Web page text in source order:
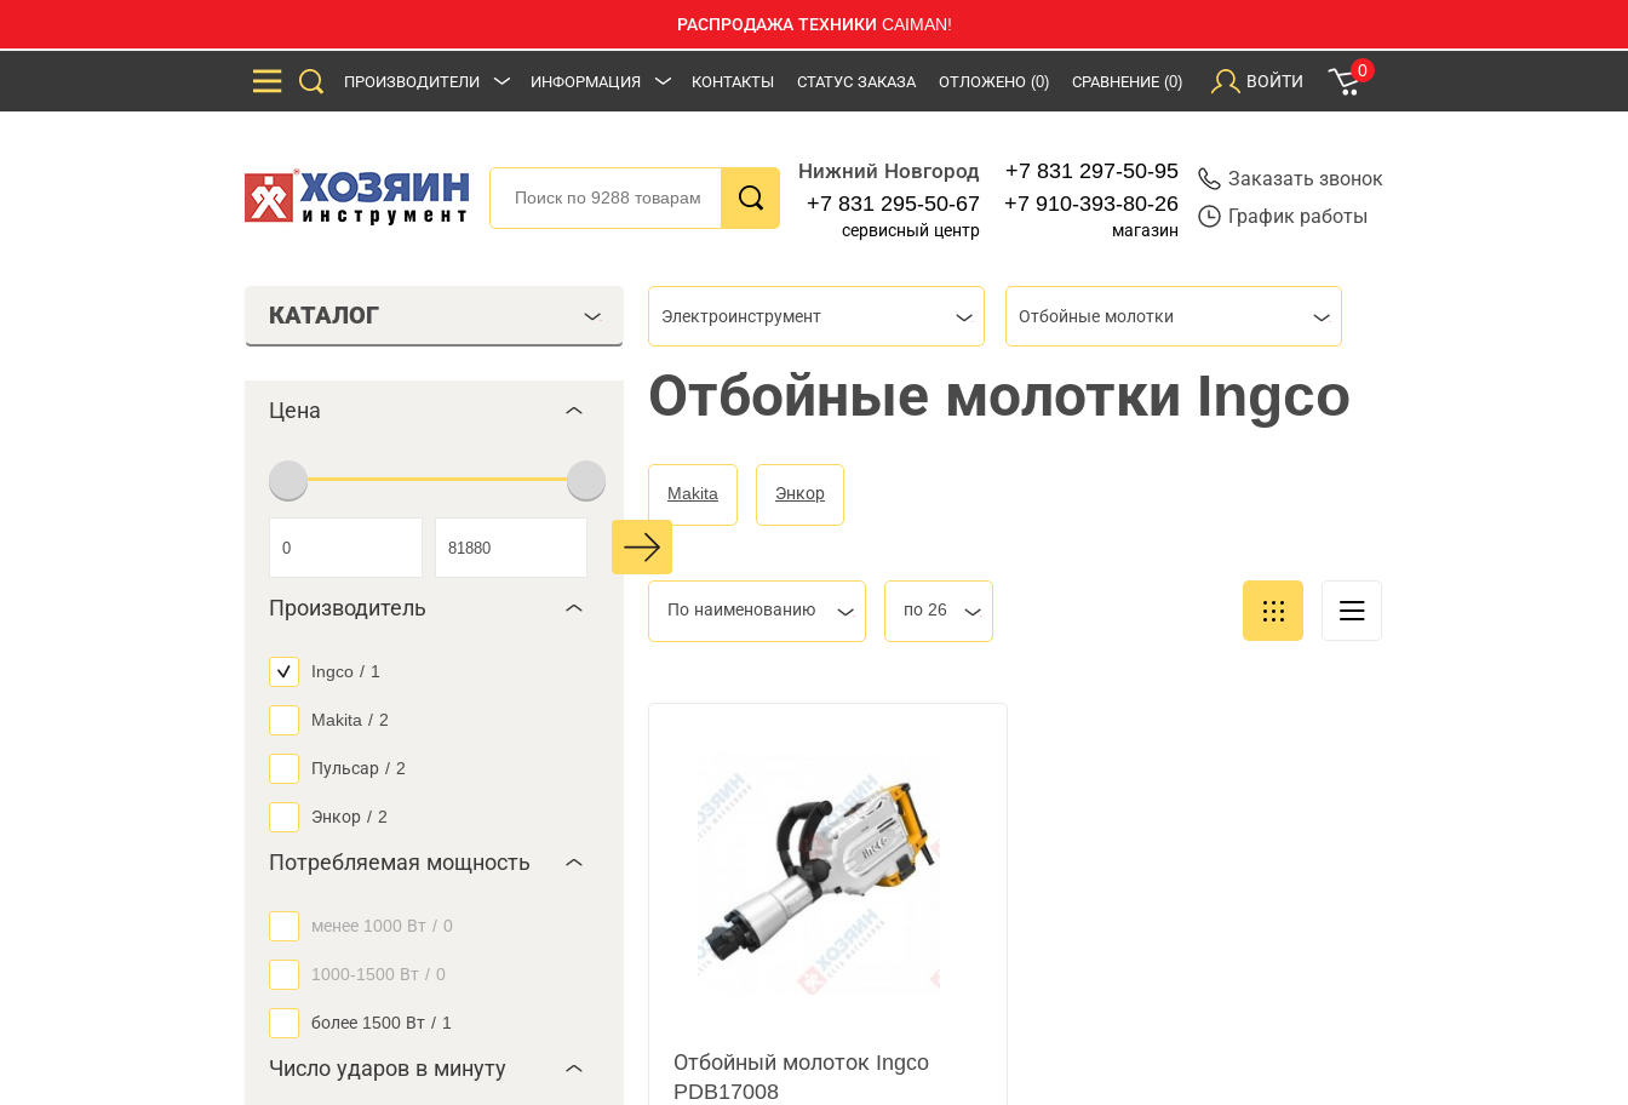
РАСПРОДАЖА ТЕХНИКИ CAIMAN!
ПРОИЗВОДИТЕЛИ ИНФОРМАЦИЯ КОНТАКТЫ СТАТУС ЗАКАЗА ОТЛОЖЕНО (0) СРАВНЕНИЕ (0) ВОЙТИ
0
Нижний Новгород
+7 831 295-50-67
сервисный центр
+7 831 297-50-95
+7 910-393-80-26
магазин
Заказать звонок
График работы
КАТАЛОГ
Цена
Производитель
Ingco / 1
Makita / 2
Пульсар / 2
Энкор / 2
Потребляемая мощность
менее 1000 Вт / 0
1000-1500 Вт / 0
более 1500 Вт / 1
Число ударов в минуту
Электроинструмент Отбойные молотки
Отбойные молотки Ingco
Makita Энкор
По наименованию по 26
Отбойный молоток Ingco
PDB17008